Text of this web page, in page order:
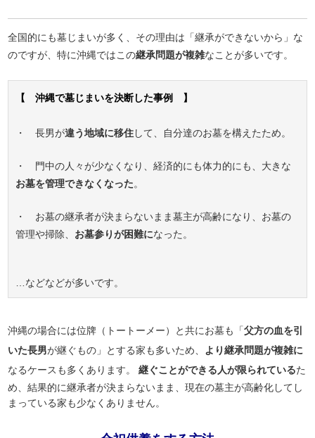
全国的にも墓じまいが多く、その理由は「継承ができないから」な
のですが、特に沖縄ではこの継承問題が複雑なことが多いです。
【 沖縄で墓じまいを決断した事例 】
・ 長男が違う地域に移住して、自分達のお墓を構えたため。
・ 門中の人々が少なくなり、経済的にも体力的にも、大きな
お墓を管理できなくなった。
・ お墓の継承者が決まらないまま墓主が高齢になり、お墓の
管理や掃除、 お墓参りが困難になった。
…などなどが多いです。
沖縄の場合には位牌（トートーメー）と共にお墓も「父方の血を引
いた長男が継ぐもの」とする家も多いため、 より継承問題が複雑に
なるケースも多くあります。継ぐことができる人が限られているた
め、結果的に継承者が決まらないまま、現在の墓主が高齢化してし
まっている家も少なくありません。